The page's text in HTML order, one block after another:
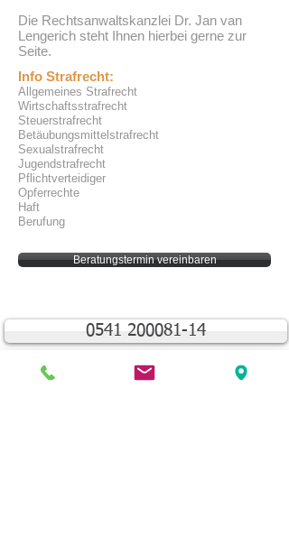
Die Rechtsanwaltskanzlei Dr. Jan van
Lengerich steht Ihnen hierbei gerne zur
Seite.
Info Strafrecht:
Allgemeines Strafrecht
Wirtschaftsstrafrecht
Steuerstrafrecht
Betäubungsmittelstrafrecht
Sexualstrafrecht
Jugendstrafrecht
Pflichtverteidiger
Opferrechte
Haft
Berufung
Beratungstermin vereinbaren
0541 200081-14